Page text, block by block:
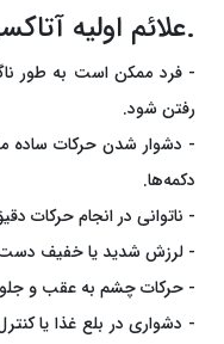
.علائم اولیه
- فرد ممکن است به طور
رفتن شود.
- دشوار شدن حرکات ساده
دکمه‌ها.
- ناتوانی در انجام حرکات
- لرزش شدید یا خفیف
- حرکات چشم به عقب و جلو
- دشواری در بلع غذا یا